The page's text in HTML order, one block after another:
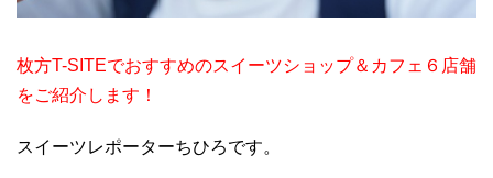
枚方T-SITEでおすすめのスイーツショップ＆カフェ６店舗
をご紹介します！
スイーツレポーターちひろです。